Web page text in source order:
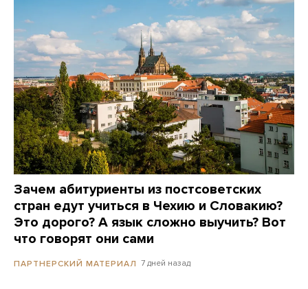
Зачем абитуриенты из постсоветских
стран едут учиться в Чехию и Словакию?
Это дорого? А язык сложно выучить? Вот
что говорят они сами
ПАРТНЕРСКИЙ МАТЕРИАЛ 7 дней назад